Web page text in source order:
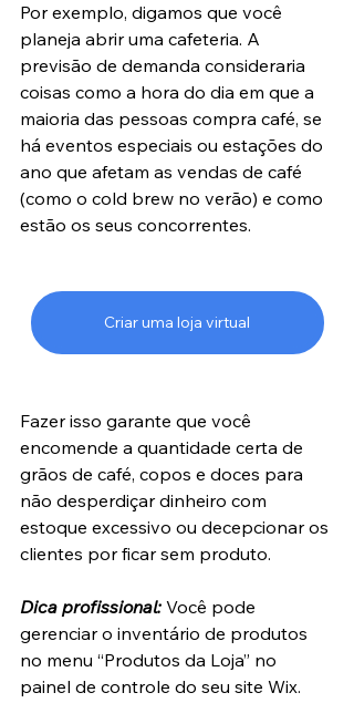
Por exemplo, digamos que você
planeja abrir uma cafeteria. A
previsão de demanda consideraria
coisas como a hora do dia em que a
maioria das pessoas compra café, se
há eventos especiais ou estações do
ano que afetam as vendas de café
(como o cold brew no verão) e como
estão os seus concorrentes.
Criar uma loja virtual
Fazer isso garante que você
encomende a quantidade certa de
grãos de café, copos e doces para
não desperdiçar dinheiro com
estoque excessivo ou decepcionar os
clientes por ficar sem produto.
Dica profissional: Você pode
gerenciar o inventário de produtos
no menu “Produtos da Loja” no
painel de controle do seu site Wix.